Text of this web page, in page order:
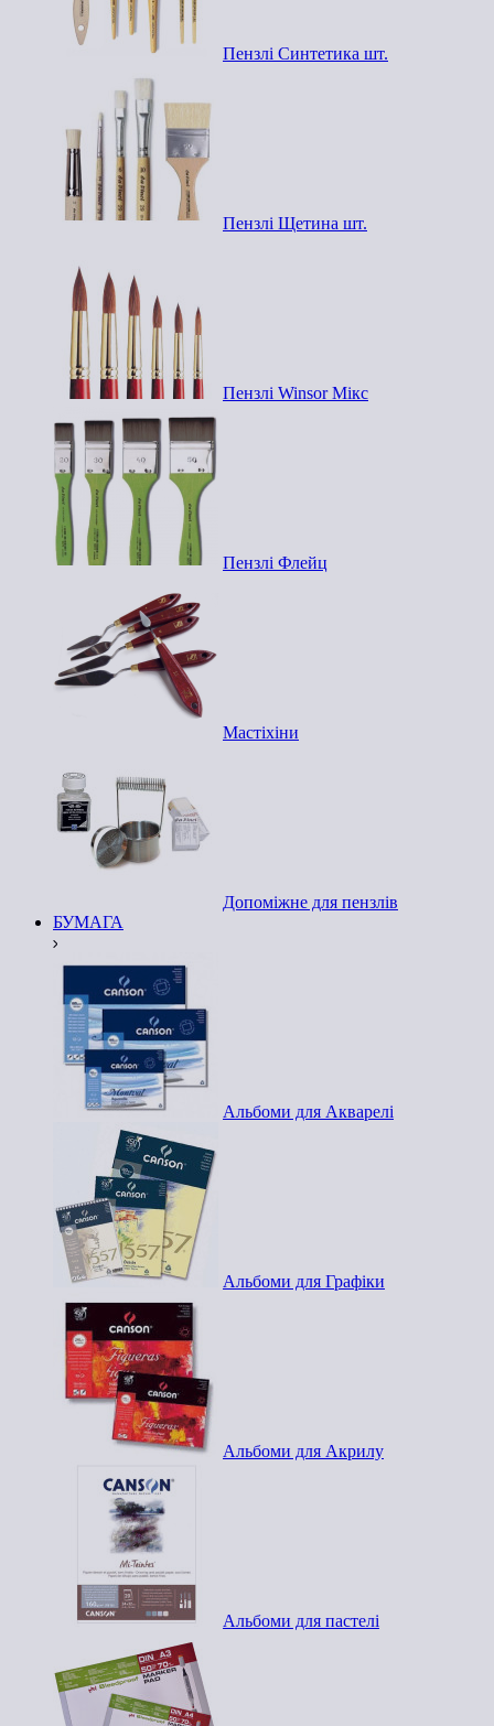
Пензлі Синтетика шт.
Пензлі Щетина шт.
Пензлі Winsor Мікс
Пензлі Флейц
Мастіхіни
Допоміжне для пензлів
БУМАГА
Альбоми для Акварелі
Альбоми для Графіки
Альбоми для Акрилу
Альбоми для пастелі